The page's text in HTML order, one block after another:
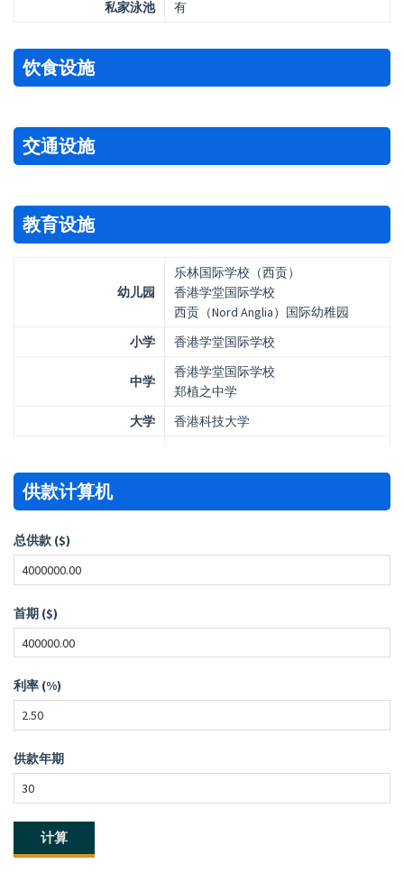
私家泳池 有
饮食设施
交通设施
教育设施
幼儿园
乐林国际学校（西贡）
香港学堂国际学校
西贡（Nord Anglia）国际幼稚园
小学
香港学堂国际学校
中学
香港学堂国际学校
郑植之中学
大学
香港科技大学
供款计算机
总供款 ($)
首期 ($)
利率 (%)
供款年期